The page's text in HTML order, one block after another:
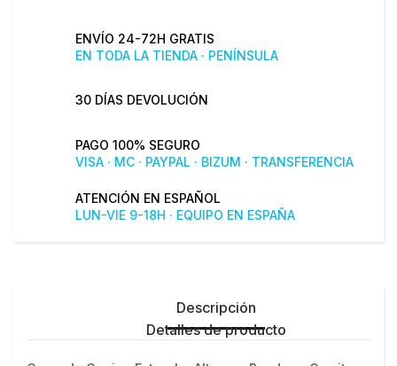
ENVÍO 24-72H GRATIS
EN TODA LA TIENDA · PENÍNSULA
30 DÍAS DEVOLUCIÓN
PAGO 100% SEGURO
VISA · MC · PAYPAL · BIZUM · TRANSFERENCIA
ATENCIÓN EN ESPAÑOL
LUN-VIE 9-18H · EQUIPO EN ESPAÑA
Descripción
Detalles de producto